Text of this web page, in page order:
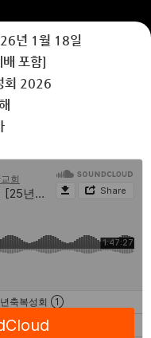
년 1월 18일
포함]
회 2026